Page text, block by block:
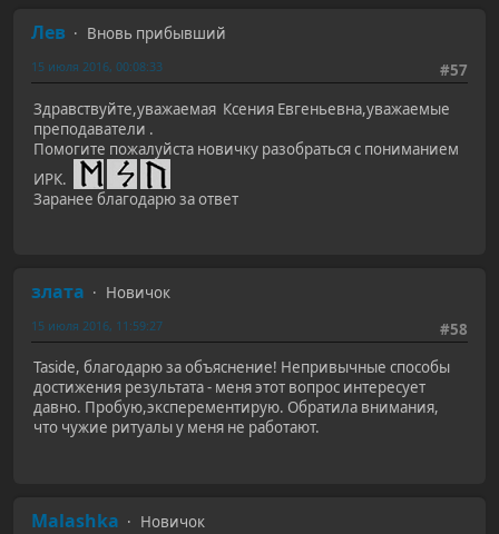
Лев
Вновь прибывший
#57
15 июля 2016, 00:08:33
Здравствуйте,уважаемая Ксения Евгеньевна,уважаемые
преподаватели .
Помогите пожалуйста новичку разобраться с пониманием
ИРК.
Заранее благодарю за ответ
злата
Новичок
#58
15 июля 2016, 11:59:27
Taside, благодарю за объяснение! Непривычные способы
достижения результата - меня этот вопрос интересует
давно. Пробую,эксперементирую. Обратила внимания,
что чужие ритуалы у меня не работают.
Malashka
Новичок